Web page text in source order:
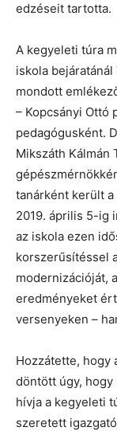
edzéseit tartotta.
A kegyeleti túra
iskola
mondott
– Kopcsányi Ottó
pedagógusként.
Mikszáth Kálmán
tanárként került
2019. április 5-ig
az iskola ezen
korszerűsítéssel
modernizációját,
eredményeket
versenyeken –
Hozzátette, hogy
döntött úgy,
hívja a kegyeleti
szeretett